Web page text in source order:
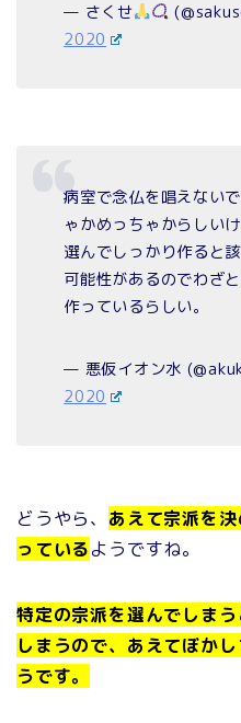
— さくせ
2020
病室で念仏を唱えない
ゃかめっちゃからしい
選んでしっかり作ると
可能性があるのでわざ
作っているらしい。
— 悪仮イオン水
2020
どうやら、 あえて宗派を
っているようですね。
特定の宗派を選んでしま
しまうので、あえてぼか
うです。